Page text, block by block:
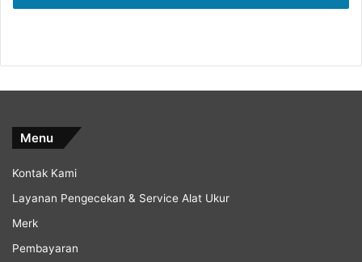
Menu
Kontak Kami
Layanan Pengecekan & Service Alat Ukur
Merk
Pembayaran